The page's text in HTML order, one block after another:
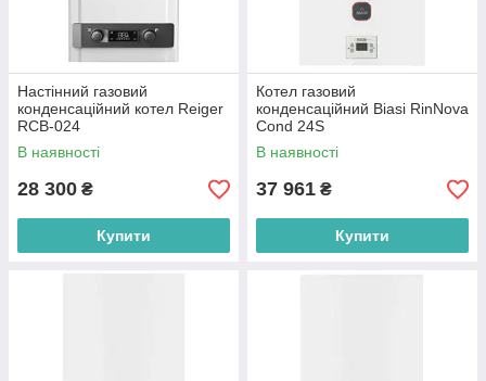
Настінний газовий
конденсаційний котел Reiger
RCB-024
В наявності
28 300 ₴
Купити
Котел газовий
конденсаційний Biasi RinNova
Cond 24S
В наявності
37 961 ₴
Купити